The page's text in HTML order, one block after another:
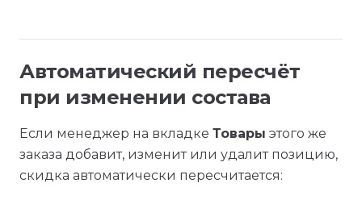
Автоматический пересчёт
при изменении состава
Если менеджер на вкладке Товары этого же
заказа добавит, изменит или удалит позицию,
скидка автоматически пересчитается: